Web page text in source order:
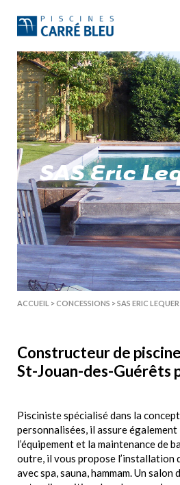
SAS Eric
ACCUEIL >CONCESSIONS >SAS ERIC
Constructeur de
St-Jouan-des-Guérêts
Pisciniste spécialisé dans la
personnalisées, il assure
l’équipement et la maintenance de
outre, il vous propose l’installation
avec spa, sauna, hammam. Un salon